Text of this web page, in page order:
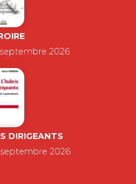
2026
DIRIGEANTS
2026